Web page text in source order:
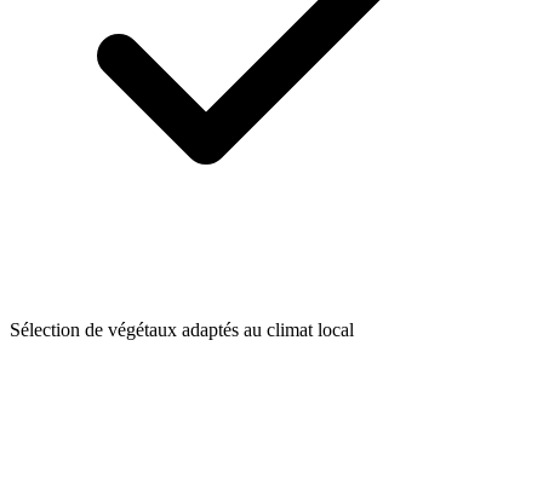
Sélection de végétaux adaptés au climat local